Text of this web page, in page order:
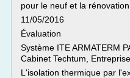
pour le neuf et la rénovation
11/05/2016
Évaluation
Système ITE ARMATERM
Cabinet Techtum,
L'isolation thermique par